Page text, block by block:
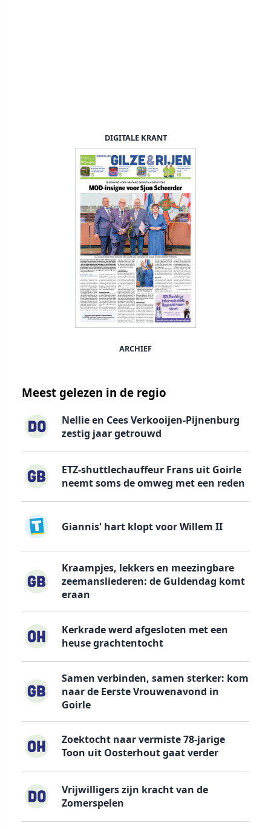
DIGITALE KRANT
ARCHIEF
Meest gelezen in de regio
Nellie en Cees Verkooijen-Pijnenburg
zestig jaar getrouwd
ETZ-shuttlechauffeur Frans uit Goirle
neemt soms de omweg met een reden
Giannis' hart klopt voor Willem II
Kraampjes, lekkers en meezingbare
zeemansliederen: de Guldendag komt
eraan
Kerkrade werd afgesloten met een
heuse grachtentocht
Samen verbinden, samen sterker: kom
naar de Eerste Vrouwenavond in
Goirle
Zoektocht naar vermiste 78-jarige
Toon uit Oosterhout gaat verder
Vrijwilligers zijn kracht van de
Zomerspelen